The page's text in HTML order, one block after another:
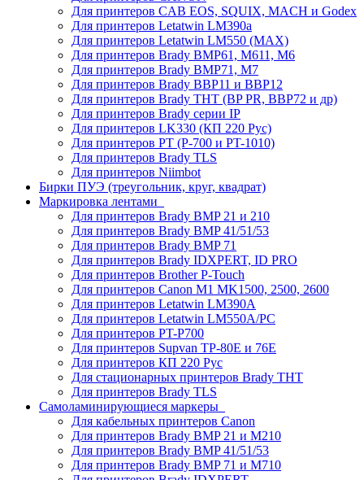
Для принтеров CAB EOS, SQUIX, MACH и Godex
Для принтеров Letatwin LM390a
Для принтеров Letatwin LM550 (MAX)
Для принтеров Brady BMP61, M611, M6
Для принтеров Brady BMP71, M7
Для принтеров Brady BBP11 и BBP12
Для принтеров Brady THT (BP PR, BBP72 и др)
Для принтеров Brady серии IP
Для принтеров LK330 (КП 220 Рус)
Для принтеров PT (P-700 и PT-1010)
Для принтеров Brady TLS
Для принтеров Niimbot
Бирки ПУЭ (треугольник, круг, квадрат)
Маркировка лентами
Для принтеров Brady BMP 21 и 210
Для принтеров Brady BMP 41/51/53
Для принтеров Brady BMP 71
Для принтеров Brady IDXPERT, ID PRO
Для принтеров Brother P-Touch
Для принтеров Canon M1 MK1500, 2500, 2600
Для принтеров Letatwin LM390A
Для принтеров Letatwin LM550A/PC
Для принтеров PT-P700
Для принтеров Supvan TP-80E и 76E
Для принтеров КП 220 Рус
Для стационарных принтеров Brady THT
Для принтеров Brady TLS
Самоламинирующиеся маркеры
Для кабельных принтеров Canon
Для принтеров Brady BMP 21 и M210
Для принтеров Brady BMP 41/51/53
Для принтеров Brady BMP 71 и M710